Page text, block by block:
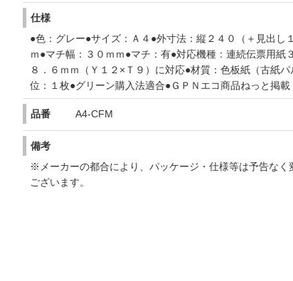
仕様
●色：グレー●サイズ：Ａ４●外寸法：縦２４０（＋見出し
ｍ●マチ幅：３０ｍｍ●マチ：有●対応機種：連続伝票用紙
８．６ｍｍ（Ｙ１２×Ｔ９）に対応●材質：色板紙（古紙
位：１枚●グリーン購入法適合●ＧＰＮエコ商品ねっと掲載
品番 A4-CFM
備考
※メーカーの都合により、パッケージ・仕様等は予告なく
ございます。